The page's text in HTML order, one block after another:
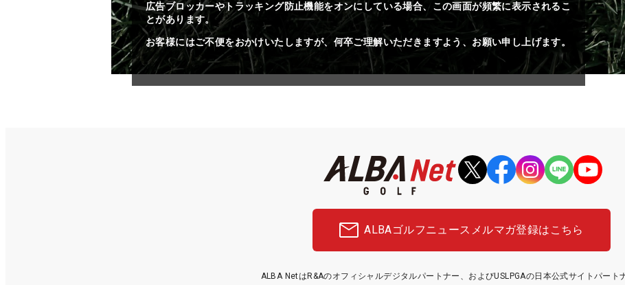
広告ブロッカーやトラッキング防止機能をオンにしている場合、この画面が頻繁に表示されるこ
とがあります。
お客様にはご不便をおかけいたしますが、何卒ご理解いただきますよう、お願い申し上げます。
ALBAゴルフニュース メルマガ登録はこちら
ALBA NetはR&Aのオフィシャルデジタルパートナー、およびUSLPGAの日本公式サイトパート